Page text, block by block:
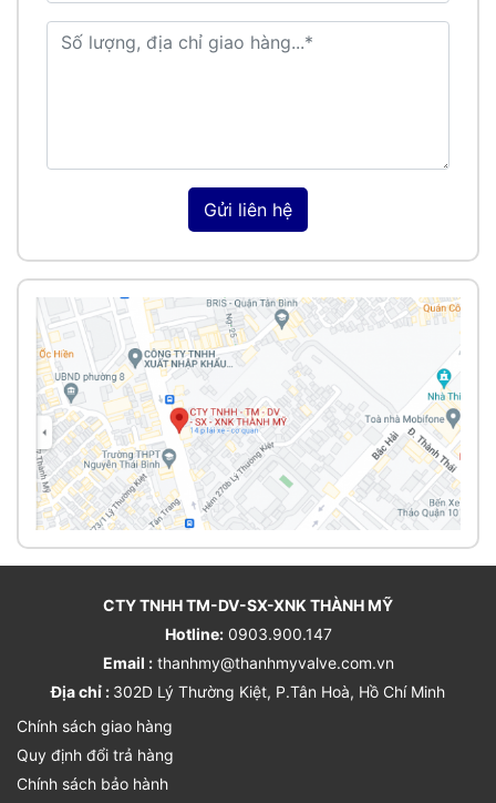
Gửi liên hệ
CTY TNHH TM-DV-SX-XNK THÀNH MỸ
Hotline:0903.900.147
Email :thanhmy@thanhmyvalve.com.vn
Địa chỉ : 302D Lý Thường Kiệt, P.Tân Hoà, Hồ Chí Minh
Chính sách giao hàng
Quy định đổi trả hàng
Chính sách bảo hành